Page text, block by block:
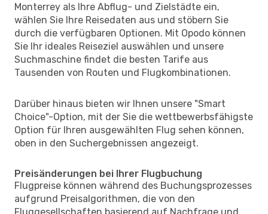
Monterrey als Ihre Abflug- und Zielstädte ein,
wählen Sie Ihre Reisedaten aus und stöbern Sie
durch die verfügbaren Optionen. Mit Opodo können
Sie Ihr ideales Reiseziel auswählen und unsere
Suchmaschine findet die besten Tarife aus
Tausenden von Routen und Flugkombinationen.
Darüber hinaus bieten wir Ihnen unsere "Smart
Choice"-Option, mit der Sie die wettbewerbsfähigste
Option für Ihren ausgewählten Flug sehen können,
oben in den Suchergebnissen angezeigt.
Preisänderungen bei Ihrer Flugbuchung
Flugpreise können während des Buchungsprozesses
aufgrund Preisalgorithmen, die von den